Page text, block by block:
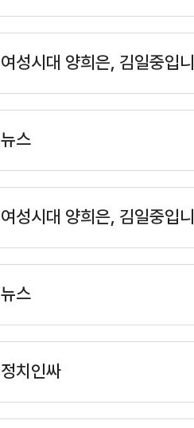
여성시대 양희은, 김일중입
뉴스
여성시대 양희은, 김일중입
뉴스
정치인싸